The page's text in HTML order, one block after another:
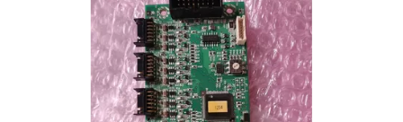
SITEMAP
PRIVACY